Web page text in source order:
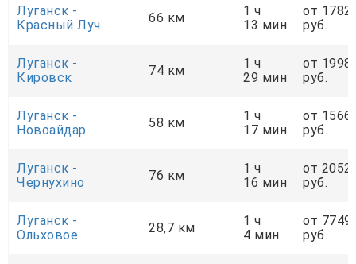
Луганск -
Красный Луч
66 км
1 ч
13 мин
от 1782
руб.
Луганск -
Кировск
74 км
1 ч
29 мин
от 1998
руб.
Луганск -
Новоайдар
58 км
1 ч
17 мин
от 1566
руб.
Луганск -
Чернухино
76 км
1 ч
16 мин
от 2052
руб.
Луганск -
Ольховое
28,7 км
1 ч
4 мин
от 7749
руб.